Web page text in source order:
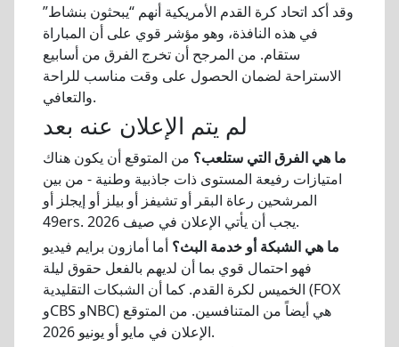
وقد أكد اتحاد كرة القدم الأمريكية أنهم “يبحثون بنشاط”
في هذه النافذة، وهو مؤشر قوي على أن المباراة
ستقام. من المرجح أن تخرج الفرق من أسابيع
الاستراحة لضمان الحصول على وقت مناسب للراحة
والتعافي.
لم يتم الإعلان عنه بعد
ما هي الفرق التي ستلعب؟ من المتوقع أن يكون هناك
امتيازات رفيعة المستوى ذات جاذبية وطنية - من بين
المرشحين رعاة البقر أو تشيفز أو بيلز أو إيجلز أو
49ers. يجب أن يأتي الإعلان في صيف 2026.
ما هي الشبكة أو خدمة البث؟ أما أمازون برايم فيديو
فهو احتمال قوي بما أن لديهم بالفعل حقوق ليلة
الخميس لكرة القدم. كما أن الشبكات التقليدية (FOX
وCBS وNBC) هي أيضاً من المتنافسين. من المتوقع
الإعلان في مايو أو يونيو 2026.